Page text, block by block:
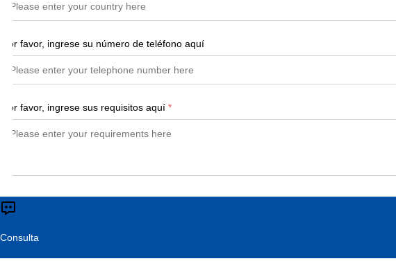
Por favor, ingrese su número de teléfono aquí
Por favor, ingrese sus requisitos aquí *
Consulta